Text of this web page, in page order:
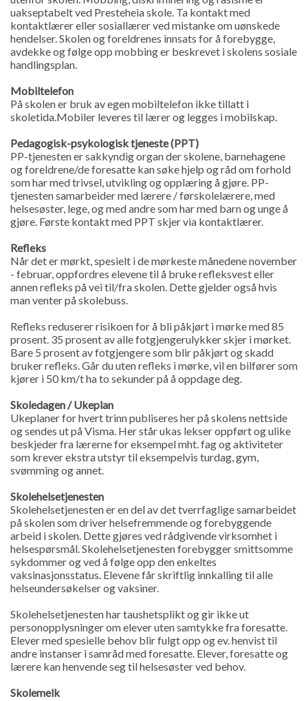
uakseptabelt ved Presteheia skole. Ta kontakt med
kontaktlærer eller sosiallærer ved mistanke om uønskede
hendelser. Skolen og foreldrenes innsats for å forebygge,
avdekke og følge opp mobbing er beskrevet i skolens sosiale
handlingsplan.
Mobiltelefon
På skolen er bruk av egen mobiltelefon ikke tillatt i
skoletida.Mobiler leveres til lærer og legges i mobilskap.
Pedagogisk-psykologisk tjeneste (PPT)
PP-tjenesten er sakkyndig organ der skolene, barnehagene
og foreldrene/de foresatte kan søke hjelp og råd om forhold
som har med trivsel, utvikling og opplæring å gjøre. PP-
tjenesten samarbeider med lærere / førskolelærere, med
helsesøster, lege, og med andre som har med barn og unge å
gjøre. Første kontakt med PPT skjer via kontaktlærer.
Refleks
Når det er mørkt, spesielt i de mørkeste månedene november
- februar, oppfordres elevene til å bruke refleksvest eller
annen refleks på vei til/fra skolen. Dette gjelder også hvis
man venter på skolebuss.
Refleks reduserer risikoen for å bli påkjørt i mørke med 85
prosent. 35 prosent av alle fotgjengerulykker skjer i mørket.
Bare 5 prosent av fotgjengere som blir påkjørt og skadd
bruker refleks. Går du uten refleks i mørke, vil en bilfører som
kjører i 50 km/t ha to sekunder på å oppdage deg.
Skoledagen / Ukeplan
Ukeplaner for hvert trinn publiseres her på skolens nettside
og sendes ut på Visma. Her står ukas lekser oppført og ulike
beskjeder fra lærerne for eksempel mht. fag og aktiviteter
som krever ekstra utstyr til eksempelvis turdag, gym,
svømming og annet.
Skolehelsetjenesten
Skolehelsetjenesten er en del av det tverrfaglige samarbeidet
på skolen som driver helsefremmende og forebyggende
arbeid i skolen. Dette gjøres ved rådgivende virksomhet i
helsespørsmål. Skolehelsetjenesten forebygger smittsomme
sykdommer og ved å følge opp den enkeltes
vaksinasjonsstatus. Elevene får skriftlig innkalling til alle
helseundersøkelser og vaksiner.
Skolehelsetjenesten har taushetsplikt og gir ikke ut
personopplysninger om elever uten samtykke fra foresatte.
Elever med spesielle behov blir fulgt opp og ev. henvist til
andre instanser i samråd med foresatte. Elever, foresatte og
lærere kan henvende seg til helsesøster ved behov.
Skolemelk